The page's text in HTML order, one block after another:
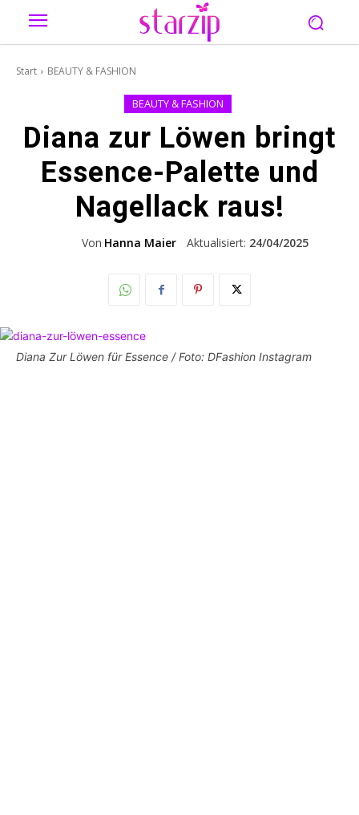
Start BEAUTY & FASHION
BEAUTY & FASHION
Diana zur Löwen bringt
Essence-Palette und
Nagellack raus!
Von Hanna Maier Aktualisiert: 24/04/2025
Diana Zur Löwen für Essence / Foto: DFashion Instagram